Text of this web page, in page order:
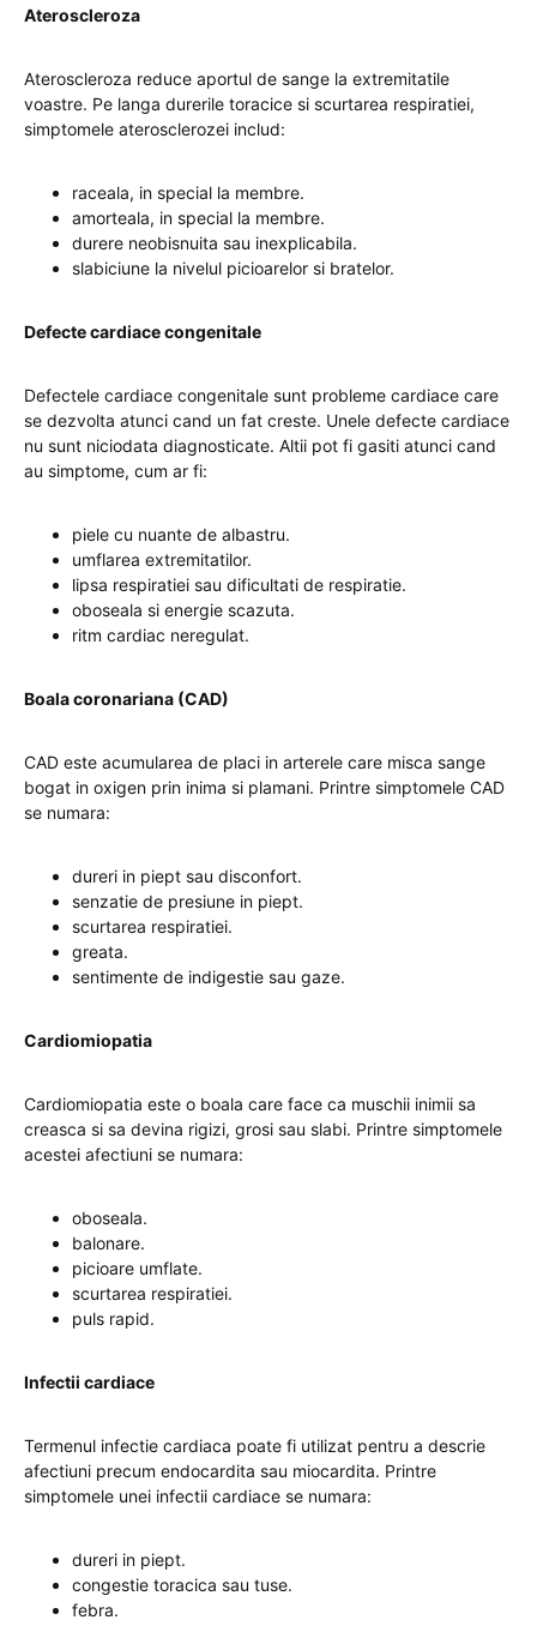
Ateroscleroza
Ateroscleroza reduce aportul de sange la extremitatile
voastre. Pe langa durerile toracice si scurtarea respiratiei,
simptomele aterosclerozei includ:
raceala, in special la membre.
amorteala, in special la membre.
durere neobisnuita sau inexplicabila.
slabiciune la nivelul picioarelor si bratelor.
Defecte cardiace congenitale
Defectele cardiace congenitale sunt probleme cardiace care
se dezvolta atunci cand un fat creste. Unele defecte cardiace
nu sunt niciodata diagnosticate. Altii pot fi gasiti atunci cand
au simptome, cum ar fi:
piele cu nuante de albastru.
umflarea extremitatilor.
lipsa respiratiei sau dificultati de respiratie.
oboseala si energie scazuta.
ritm cardiac neregulat.
Boala coronariana (CAD)
CAD este acumularea de placi in arterele care misca sange
bogat in oxigen prin inima si plamani. Printre simptomele CAD
se numara:
dureri in piept sau disconfort.
senzatie de presiune in piept.
scurtarea respiratiei.
greata.
sentimente de indigestie sau gaze.
Cardiomiopatia
Cardiomiopatia este o boala care face ca muschii inimii sa
creasca si sa devina rigizi, grosi sau slabi. Printre simptomele
acestei afectiuni se numara:
oboseala.
balonare.
picioare umflate.
scurtarea respiratiei.
puls rapid.
Infectii cardiace
Termenul infectie cardiaca poate fi utilizat pentru a descrie
afectiuni precum endocardita sau miocardita. Printre
simptomele unei infectii cardiace se numara:
dureri in piept.
congestie toracica sau tuse.
febra.